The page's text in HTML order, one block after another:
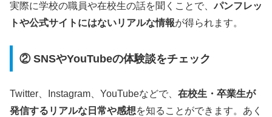
実際に学校の職員や在校生の話を聞くことで、パンフレッ
トや公式サイトにはないリアルな情報が得られます。
② SNSやYouTubeの体験談をチェック
Twitter、Instagram、YouTubeなどで、 在校生・卒業生が
発信するリアルな日常や感想を知ることができます。あく